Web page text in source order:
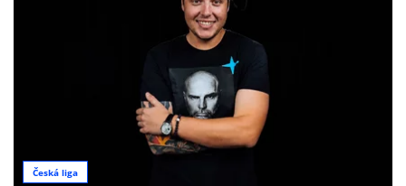
Česká liga